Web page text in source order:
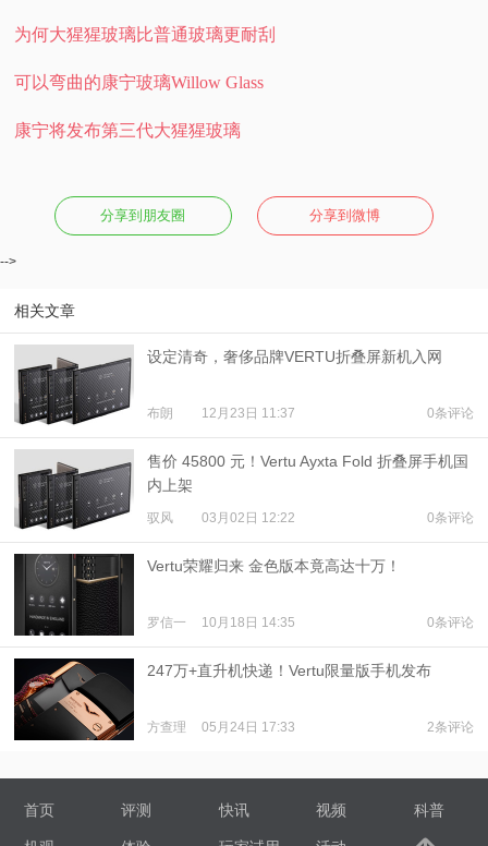
为何大猩猩玻璃比普通玻璃更耐刮
可以弯曲的康宁玻璃Willow Glass
康宁将发布第三代大猩猩玻璃
分享到朋友圈 分享到微博
-->
相关文章
设定清奇，奢侈品牌VERTU折叠屏新机入网
布朗 12月23日 11:37 0条评论
售价 45800 元！Vertu Ayxta Fold 折叠屏手机国
内上架
驭风 03月02日 12:22 0条评论
Vertu荣耀归来 金色版本竟高达十万！
罗信一 10月18日 14:35 0条评论
247万+直升机快递！Vertu限量版手机发布
方查理 05月24日 17:33 2条评论
首页 评测 快讯 视频 科普